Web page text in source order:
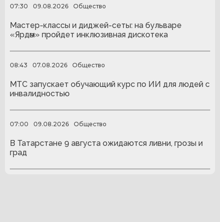
07:30 09.08.2026 Общество
Мастер-классы и диджей-сеты: на бульваре
«Ярдәм» пройдет инклюзивная дискотека
08:43 07.08.2026 Общество
МТС запускает обучающий курс по ИИ для людей с
инвалидностью
07:00 09.08.2026 Общество
В Татарстане 9 августа ожидаются ливни, грозы и
град